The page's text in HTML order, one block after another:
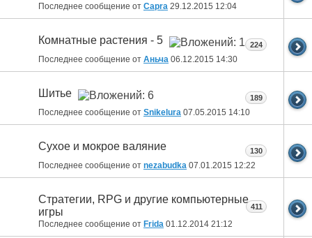
Последнее сообщение от Capra 29.12.2015 12:04
Комнатные растения - 5
Последнее сообщение от Аньча 06.12.2015 14:30
224
Шитье
Последнее сообщение от Snikelura 07.05.2015 14:10
189
Сухое и мокрое валяние
Последнее сообщение от nezabudka 07.01.2015 12:22
130
Стратегии, RPG и другие компьютерные
игры
Последнее сообщение от Fridа 01.12.2014 21:12
411